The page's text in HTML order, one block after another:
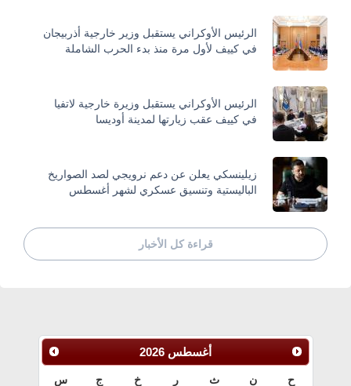
الرئيس الأوكراني يستقبل وزير خارجية أذربيجان
في كييف لأول مرة منذ بدء الحرب الشاملة
الرئيس الأوكراني يستقبل وزيرة خارجية لاتفيا
في كييف عقب زيارتها لمدينة أوديسا
زيلينسكي يعلن عن دعم نرويجي لصد الصواريخ
الباليستية وتنسيق عسكري لشهر أغسطس
قراءة كل الأخبار
أغسطس 2026
ح ن ث ر خ ج س